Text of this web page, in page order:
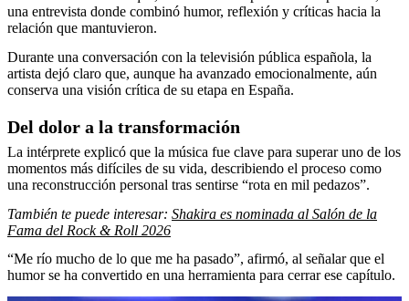
una entrevista donde combinó humor, reflexión y críticas hacia la
relación que mantuvieron.
Durante una conversación con la televisión pública española, la
artista dejó claro que, aunque ha avanzado emocionalmente, aún
conserva una visión crítica de su etapa en España.
Del dolor a la transformación
La intérprete explicó que la música fue clave para superar uno de los
momentos más difíciles de su vida, describiendo el proceso como
una reconstrucción personal tras sentirse “rota en mil pedazos”.
También te puede interesar: Shakira es nominada al Salón de la
Fama del Rock & Roll 2026
“Me río mucho de lo que me ha pasado”, afirmó, al señalar que el
humor se ha convertido en una herramienta para cerrar ese capítulo.